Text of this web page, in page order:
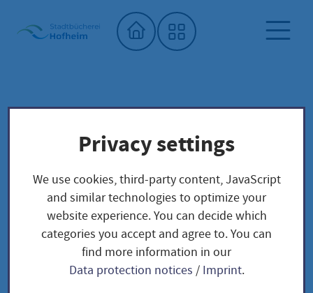
Home"
Hofheimer Kinder-Jury
Hofheimer Kinder-
Jury
Privacy settings
We use cookies, third-party content, JavaScript
and similar technologies to optimize your
website experience. You can decide which
categories you accept and agree to. You can
find more information in our
Data protection notices / Imprint.